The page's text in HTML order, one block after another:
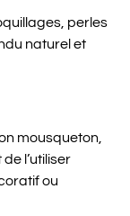
perles
naturel et
mousqueton,
l’utiliser
ou